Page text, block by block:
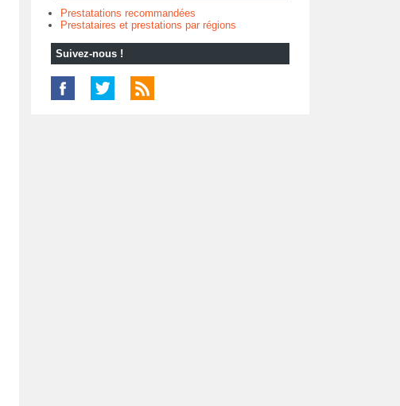
Prestatations recommandées
Prestataires et prestations par régions
Suivez-nous !